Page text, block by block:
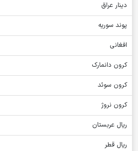
دینار عراق
پوند سوریه
افغانی
کرون دانمارک
کرون سوئد
کرون نروژ
ریال عربستان
ریال قطر